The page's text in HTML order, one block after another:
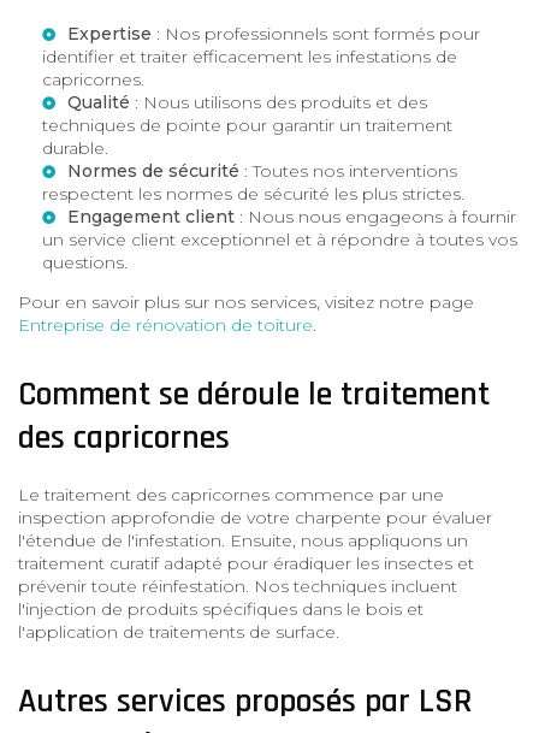
Expertise : Nos professionnels sont formés pour
identifier et traiter efficacement les infestations de
capricornes.
Qualité : Nous utilisons des produits et des
techniques de pointe pour garantir un traitement
durable.
Normes de sécurité : Toutes nos interventions
respectent les normes de sécurité les plus strictes.
Engagement client : Nous nous engageons à fournir
un service client exceptionnel et à répondre à toutes vos
questions.
Pour en savoir plus sur nos services, visitez notre page
Entreprise de rénovation de toiture.
Comment se déroule le traitement
des capricornes
Le traitement des capricornes commence par une
inspection approfondie de votre charpente pour évaluer
l'étendue de l'infestation. Ensuite, nous appliquons un
traitement curatif adapté pour éradiquer les insectes et
prévenir toute réinfestation. Nos techniques incluent
l'injection de produits spécifiques dans le bois et
l'application de traitements de surface.
Autres services proposés par LSR